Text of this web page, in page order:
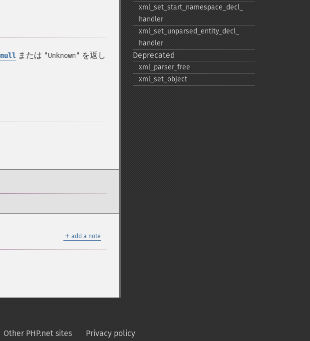
null または "Unknown" を返し
＋ add a note
xml_​set_​start_​namespace_​decl_​
handler
xml_​set_​unparsed_​entity_​decl_​
handler
Deprecated
xml_​parser_​free
xml_​set_​object
Other PHP.net sites Privacy policy